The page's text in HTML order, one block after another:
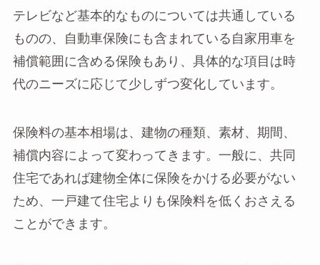
テレビなど基本的なものについては共通している
ものの、自動車保険にも含まれている自家用車を
補償範囲に含める保険もあり、具体的な項目は時
代のニーズに応じて少しずつ変化しています。
保険料の基本相場は、建物の種類、素材、期間、
補償内容によって変わってきます。一般に、共同
住宅であれば建物全体に保険をかける必要がない
ため、一戸建て住宅よりも保険料を低くおさえる
ことができます。